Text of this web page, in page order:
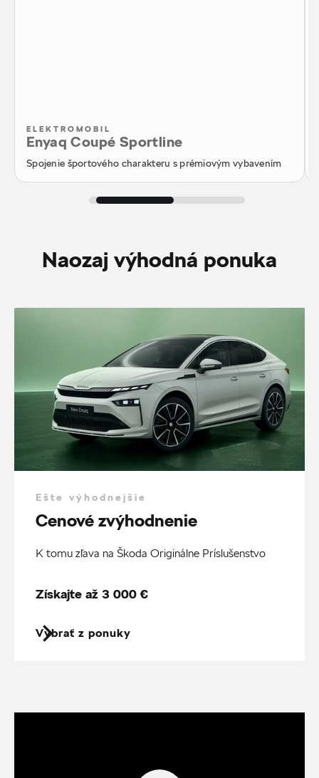
ELEKTROMOBIL
Enyaq Coupé Sportline
Spojenie športového charakteru s prémiovým vybavením
Naozaj výhodná ponuka
Ešte výhodnejšie
Cenové zvýhodnenie
K tomu zľava na Škoda Originálne Príslušenstvo
Získajte až 3 000 €
Vybrať z ponuky